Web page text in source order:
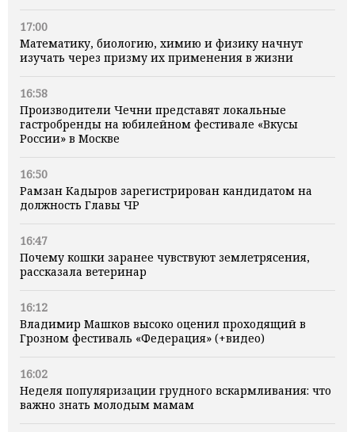
17:00
Математику, биологию, химию и физику начнут
изучать через призму их применения в жизни
16:58
Производители Чечни представят локальные
гастробренды на юбилейном фестивале «Вкусы
России» в Москве
16:50
Рамзан Кадыров зарегистрирован кандидатом на
должность Главы ЧР
16:47
Почему кошки заранее чувствуют землетрясения,
рассказала ветеринар
16:12
Владимир Машков высоко оценил проходящий в
Грозном фестиваль «Федерация» (+видео)
16:02
Неделя популяризации грудного вскармливания: что
важно знать молодым мамам